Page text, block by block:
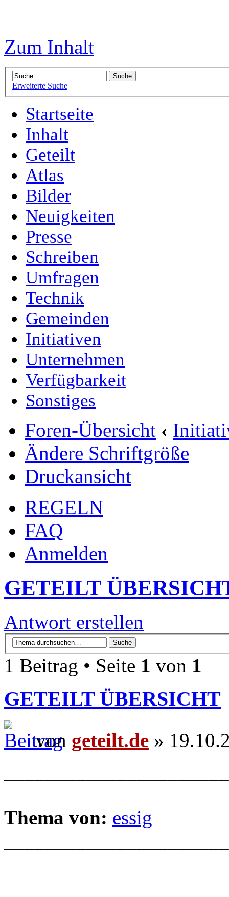
Zum Inhalt
Erweiterte Suche
Startseite
Inhalt
Geteilt
Atlas
Bilder
Neuigkeiten
Presse
Schreiben
Umfragen
Technik
Gemeinden
Initiativen
Unternehmen
Verfügbarkeit
Sonstiges
Foren-Übersicht ‹
Ändere Schriftgröße
Druckansicht
REGELN
FAQ
Anmelden
GETEILT
Antwort erstellen
1 Beitrag • Seite 1 von 1
GETEILT ÜBERSICHT
von geteilt.de »
Thema von: essig